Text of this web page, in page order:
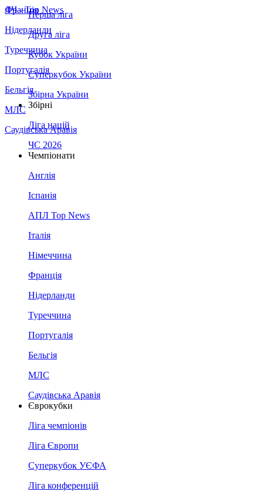
Франція
Нідерланди
Туреччина
Португалія
Бельгія
МЛС
Саудівська Аравія
ЛЧ - Top News
Перша ліга
Друга ліга
Кубок України
Суперкубок України
Збірна України
Збірні
Ліга націй
ЧС 2026
Чемпіонати
Англія
Іспанія
АПЛ Top News
Італія
Німеччина
Франція
Нідерланди
Туреччина
Португалія
Бельгія
МЛС
Саудівська Аравія
Єврокубки
Ліга чемпіонів
Ліга Європи
Суперкубок УЄФА
Ліга конференцій